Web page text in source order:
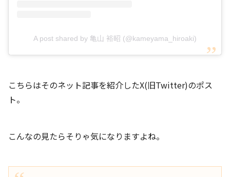
A post shared by 亀山 裕昭 (@kameyama_hiroaki)
こちらはそのネット記事を紹介したX(旧Twitter)のポス
ト。
こんなの見たらそりゃ気になりますよね。